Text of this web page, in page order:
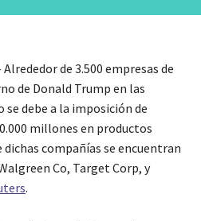
de 3.500 empresas de
de Donald Trump en las
debe a la imposición de
millones en productos
compañías se encuentran
Co, Target Corp, y
.